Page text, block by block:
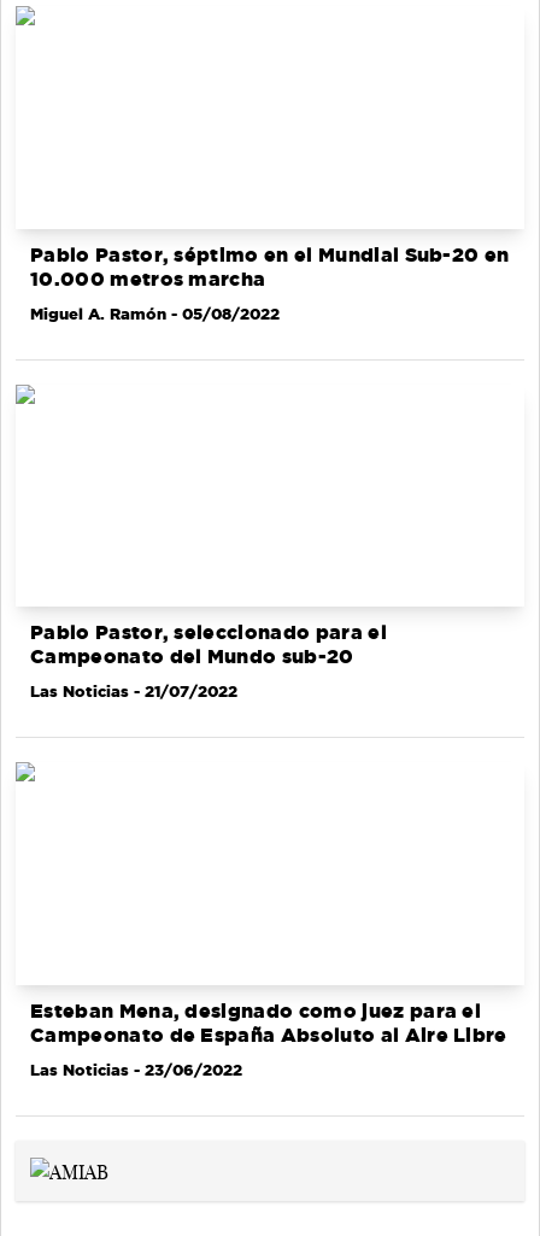
Pablo Pastor, séptimo en el Mundial Sub-20 en
10.000 metros marcha
Miguel A. Ramón - 05/08/2022
Pablo Pastor, seleccionado para el
Campeonato del Mundo sub-20
Las Noticias - 21/07/2022
Esteban Mena, designado como juez para el
Campeonato de España Absoluto al Aire Libre
Las Noticias - 23/06/2022